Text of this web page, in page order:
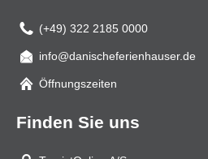
(+49) 322 2185 0000
Mail
info@danischeferienhauser.de
Öffnungszeiten
Finden Sie uns